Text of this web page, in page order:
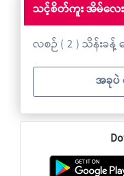
သင့်စိတ်ကူး အိမ်လေ
လစဉ် ( 2 ) သိန်းခန့်
အခုပဲ